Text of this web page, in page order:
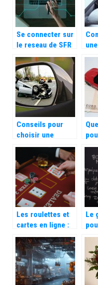
Se connecter sur
le reseau de SFR
?
Conseils pour
choisir une
assurance pour
voiture electrique
Les roulettes et
cartes en ligne :
une experience
de casino inedite
Le